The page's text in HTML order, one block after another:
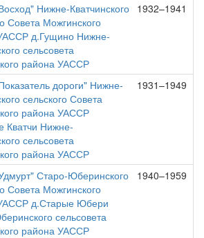
Нижне-Кватчинского
Совета Можгинского
д.Гущино Нижне-
сельсовета
района УАССР
1932–1941
дороги" Нижне-
сельского Совета
района УАССР
Кватчи Нижне-
сельсовета
района УАССР
1931–1949
Старо-Юберинского
Совета Можгинского
д.Старые Юбери
сельсовета
района УАССР
1940–1959